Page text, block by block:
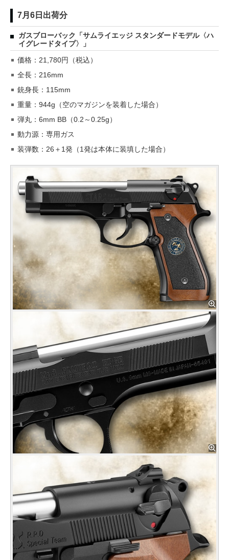
7月6日出荷分
ガスブローバック「サムライエッジ スタンダードモデル〈ハ
イグレードタイプ〉」
価格：21,780円（税込）
全長：216mm
銃身長：115mm
重量：944g（空のマガジンを装着した場合）
弾丸：6mm BB（0.2～0.25g）
動力源：専用ガス
装弾数：26＋1発（1発は本体に装填した場合）